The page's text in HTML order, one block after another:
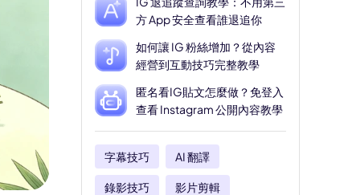
方 App 安全查看誰退追你
如何讓 IG 粉絲增加？從內容
經營到互動技巧完整教學
匿名看IG貼文怎麼做？免登入
查看 Instagram 公開內容教學
字幕技巧 AI 翻譯
錄影技巧 影片剪輯